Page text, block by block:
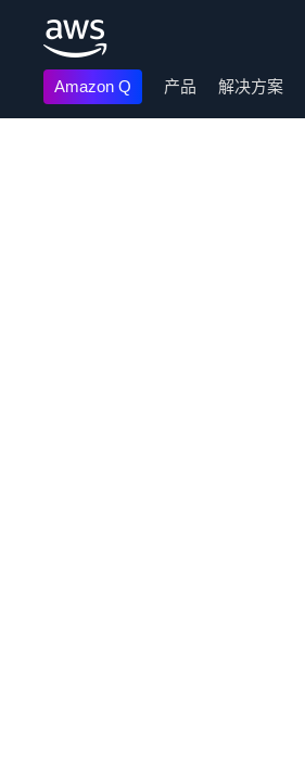
Amazon Q 产品 解决方案